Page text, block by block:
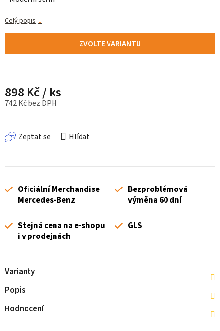
Celý popis
ZVOLTE VARIANTU
898 Kč/ ks
742 Kč bez DPH
Zeptat se Hlídat
Oficiální Merchandise
Mercedes-Benz
Bezproblémová
výměna 60 dní
Stejná cena na e-shopu
i v prodejnách
GLS
Varianty
Popis
Hodnocení